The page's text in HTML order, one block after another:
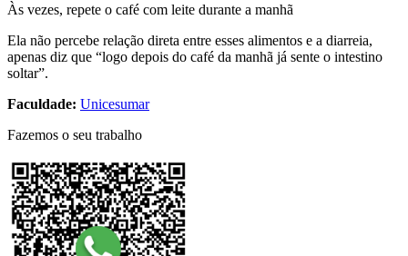
Às vezes, repete o café com leite durante a manhã
Ela não percebe relação direta entre esses alimentos e a diarreia,
apenas diz que “logo depois do café da manhã já sente o intestino
soltar”.
Faculdade: Unicesumar
Fazemos o seu trabalho